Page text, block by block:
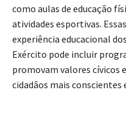
como aulas de educação
atividades esportivas.
experiência educacional
Exército pode incluir
promovam valores cívicos
cidadãos mais conscientes